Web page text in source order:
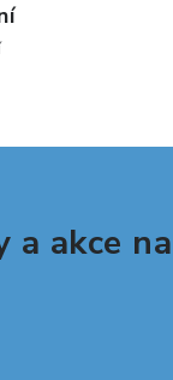
akce